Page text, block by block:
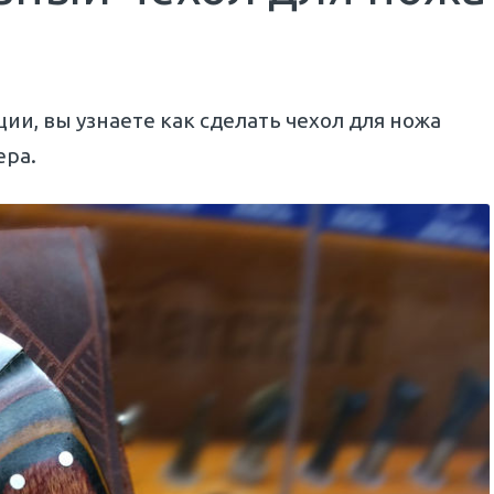
вы узнаете как сделать чехол для ножа